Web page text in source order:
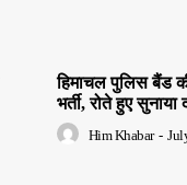
हिमाचल पुलिस बैंड
भर्ती, रोते हुए सुनाया
Him Khabar -